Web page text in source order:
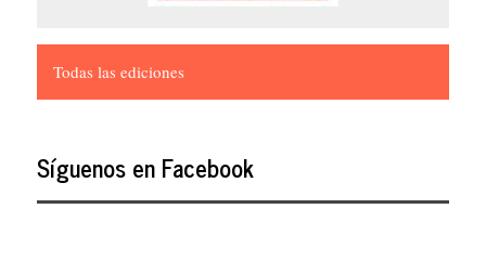
Todas las ediciones
Síguenos en Facebook